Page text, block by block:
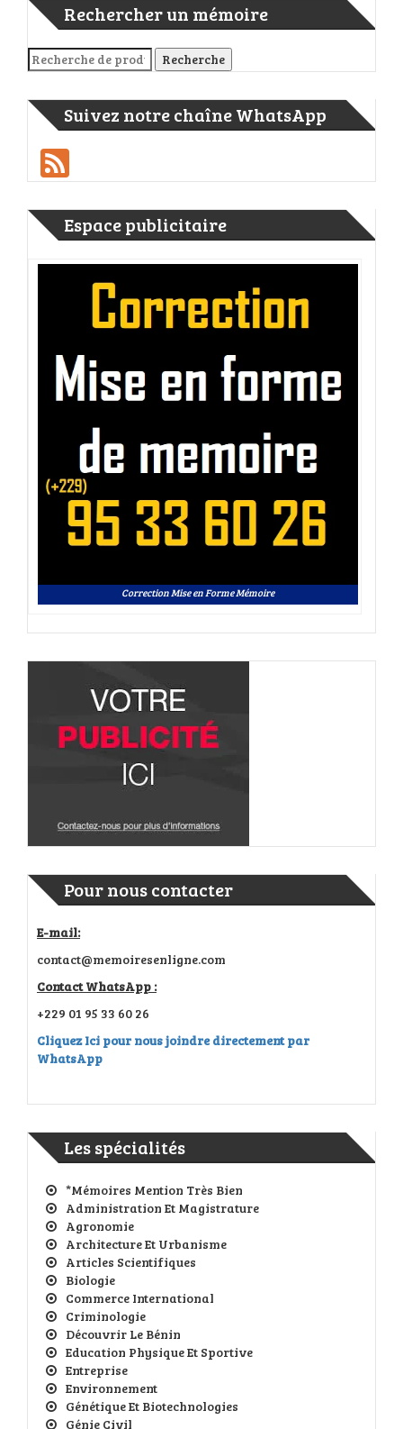
Rechercher un mémoire
Recherche pour : Recherche
Suivez notre chaîne WhatsApp
Espace publicitaire
Correction Mise en Forme Mémoire
Pour nous contacter
E-mail:
contact@memoiresenligne.com
Contact WhatsApp :
+229 01 95 33 60 26
Cliquez Ici pour nous joindre directement par
WhatsApp
Les spécialités
*Mémoires Mention Très Bien
Administration Et Magistrature
Agronomie
Architecture Et Urbanisme
Articles Scientifiques
Biologie
Commerce International
Criminologie
Découvrir Le Bénin
Education Physique Et Sportive
Entreprise
Environnement
Génétique Et Biotechnologies
Génie Civil